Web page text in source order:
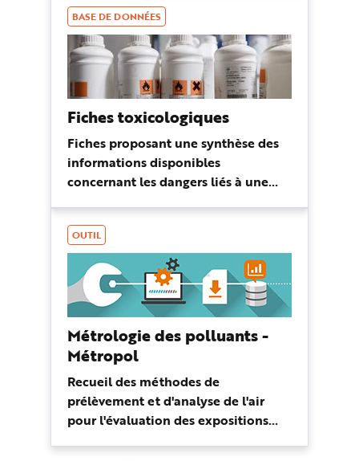
BASE DE DONNÉES
Fiches toxicologiques
Fiches proposant une synthèse des
informations disponibles
concernant les dangers liés à une
OUTIL
Métrologie des polluants -
Métropol
Recueil des méthodes de
prélèvement et d'analyse de l'air
pour l'évaluation des expositions